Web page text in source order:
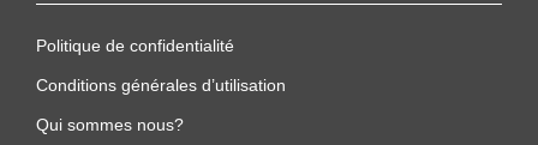
Politique de confidentialité
Conditions générales d’utilisation
Qui sommes nous?